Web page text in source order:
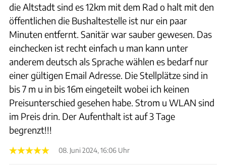
die Altstadt sind es 12km mit dem Rad o halt mit den
öffentlichen die Bushaltestelle ist nur ein paar
Minuten entfernt. Sanitär war sauber gewesen. Das
einchecken ist recht einfach u man kann unter
anderem deutsch als Sprache wählen es bedarf nur
einer gültigen Email Adresse. Die Stellplätze sind in
bis 7 m u in bis 16m eingeteilt wobei ich keinen
Preisunterschied gesehen habe. Strom u WLAN sind
im Preis drin. Der Aufenthalt ist auf 3 Tage
begrenzt!!!
08. Juni 2024, 16:06 Uhr